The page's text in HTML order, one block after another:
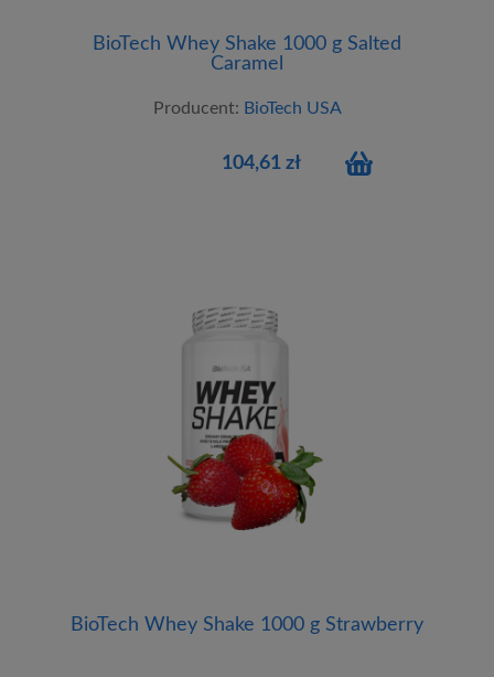
BioTech Whey Shake 1000 g Salted
Caramel
Producent: BioTech USA
104,61 zł
BioTech Whey Shake 1000 g Strawberry